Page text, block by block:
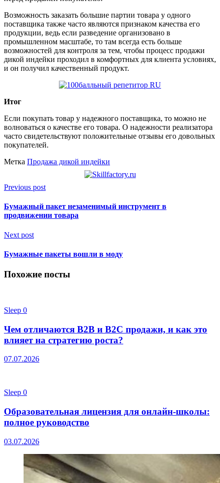
Возможность заказать большие партии товара у одного
поставщика также часто являются признаком качества его
продукции, ведь если разведение организовано в
промышленном масштабе, то там всегда есть больше
возможностей для контроля за тем, чтобы процесс продажи
дикой индейки проходил в комфортных для клиента условиях,
и он получил качественный продукт.
Итог
Если покупать товар у надежного поставщика, то можно не
волноваться о качестве его товара. О надежности реализатора
часто свидетельствуют положительные отзывы его довольных
покупателей.
Метка Продажа дикой индейки
Previous post
Бумажный пакет незаменимый инструмент в
продвижении товара
Next post
Бумажные пакеты вошли в моду
Похожие посты
Sleep 0
Чем отличаются B2B и B2C продажи, и как это
влияет на стратегию роста?
07.07.2026
Sleep 0
Образовательная лицензия для онлайн-школы:
полное руководство
03.07.2026